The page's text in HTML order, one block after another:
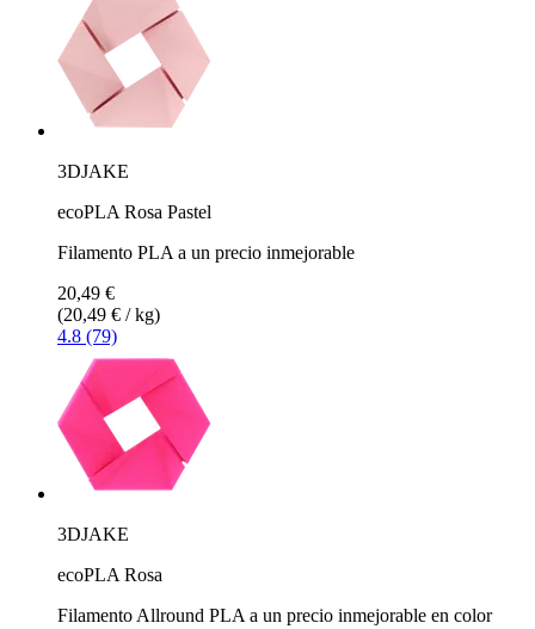
3DJAKE
ecoPLA Rosa Pastel
Filamento PLA a un precio inmejorable
20,49 €
(20,49 € / kg)
4.8 (79)
3DJAKE
ecoPLA Rosa
Filamento Allround PLA a un precio inmejorable en color